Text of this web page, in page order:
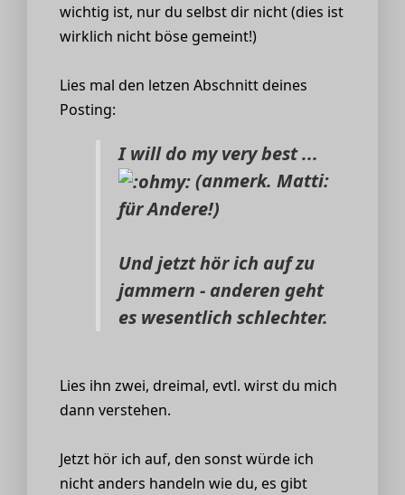
wichtig ist, nur du selbst dir nicht (dies ist
wirklich nicht böse gemeint!)
Lies mal den letzen Abschnitt deines
Posting:
I will do my very best ...
(anmerk. Matti:
für Andere!)
Und jetzt hör ich auf zu
jammern - anderen geht
es wesentlich schlechter.
Lies ihn zwei, dreimal, evtl. wirst du mich
dann verstehen.
Jetzt hör ich auf, den sonst würde ich
nicht anders handeln wie du, es gibt